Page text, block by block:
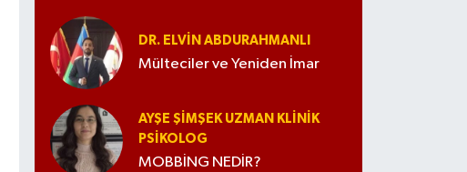
DR. ELVIN ABDURAHMANLI
Mülteciler ve Yeniden İmar
AYŞE ŞIMŞEK UZMAN KLINIK
PSIKOLOG
MOBBİNG NEDİR?